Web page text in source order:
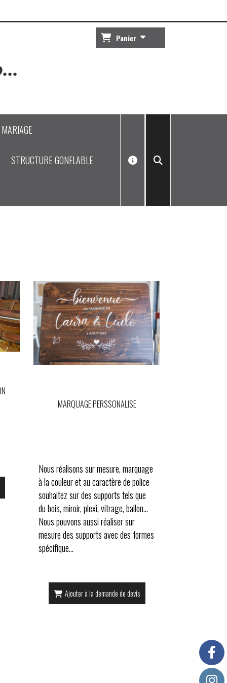
Panier
STRUCTURE GONFLABLE
MARQUAGE PERSSONALISE
Nous réalisons sur mesure, marquage
à la couleur et au caractère de police
souhaitez sur des supports tels que
du bois, miroir, plexi, vitrage, ballon...
Nous pouvons aussi réaliser sur
mesure des supports avec des formes
spécifique...
Ajouter à la demande de devis